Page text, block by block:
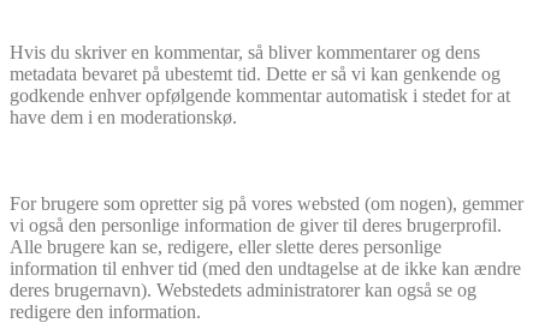
Hvis du skriver en kommentar, så bliver kommentarer og dens
metadata bevaret på ubestemt tid. Dette er så vi kan genkende og
godkende enhver opfølgende kommentar automatisk i stedet for at
have dem i en moderationskø.
For brugere som opretter sig på vores websted (om nogen), gemmer
vi også den personlige information de giver til deres brugerprofil.
Alle brugere kan se, redigere, eller slette deres personlige
information til enhver tid (med den undtagelse at de ikke kan ændre
deres brugernavn). Webstedets administratorer kan også se og
redigere den information.